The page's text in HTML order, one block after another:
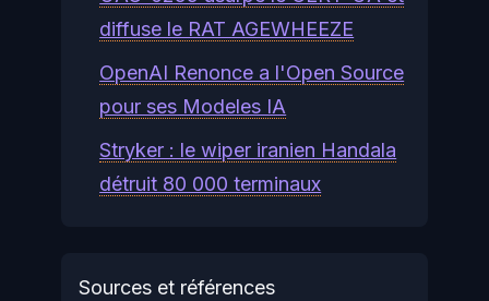
diffuse le RAT AGEWHEEZE
OpenAI Renonce a l'Open Source
pour ses Modeles IA
Stryker : le wiper iranien Handala
détruit 80 000 terminaux
Sources et références